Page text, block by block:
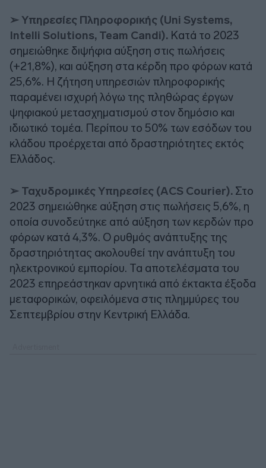
➢ Υπηρεσίες Πληροφορικής (Uni Systems,
Intelli Solutions, Team Candi). Κατά το 2023
σημειώθηκε διψήφια αύξηση στις πωλήσεις
(+21,8%), και αύξηση στα κέρδη προ φόρων κατά
25,6%. Η ζήτηση υπηρεσιών πληροφορικής
παραμένει ισχυρή λόγω της πληθώρας έργων
ψηφιακού μετασχηματισμού στον δημόσιο και
ιδιωτικό τομέα. Περίπου το 50% των εσόδων του
κλάδου προέρχεται από δραστηριότητες εκτός
Ελλάδος.
➢ Ταχυδρομικές Υπηρεσίες (ACS Courier). Στο
2023 σημειώθηκε αύξηση στις πωλήσεις 5,6%, η
οποία συνοδεύτηκε από αύξηση των κερδών προ
φόρων κατά 4,3%. Ο ρυθμός ανάπτυξης της
δραστηριότητας ακολουθεί την ανάπτυξη του
ηλεκτρονικού εμπορίου. Τα αποτελέσματα του
2023 επηρεάστηκαν αρνητικά από έκτακτα έξοδα
μεταφορικών, οφειλόμενα στις πλημμύρες του
Σεπτεμβρίου στην Kεντρική Ελλάδα.